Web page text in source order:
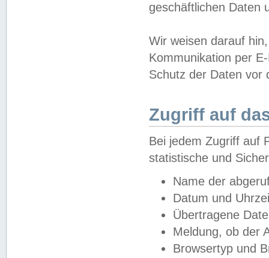
geschäftlichen Daten
Wir weisen darauf
Kommunikation per
Schutz der Daten vor
Zugriff auf
Bei jedem Zugriff auf
statistische und
Name der
Datum und
Übertragene
Meldung, ob der
Browsertyp und